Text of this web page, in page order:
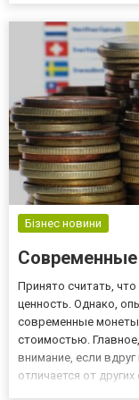
конопл...
Бізнес новини
Принято считать,
ценность. Однако,
современные
стоимостью.
внимание, если
отличается от